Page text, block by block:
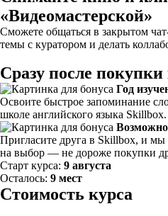
«Видеомастерской»
Сможете общаться в закрытом
темы с куратором и делать
Сразу после
Год
Освоите быстрое запоминание
школе английского языка Skillbox.
Пригласите друга в Skillbox, и
на выбор — не дороже покупки
Старт курса: 9 августа
Осталось: 9 мест
Стоимость курса